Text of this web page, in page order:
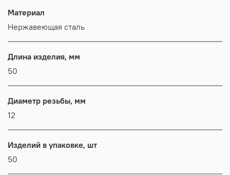
Материал
Нержавеющая сталь
Длина изделия, мм
50
Диаметр резьбы, мм
12
Изделий в упаковке, шт
50